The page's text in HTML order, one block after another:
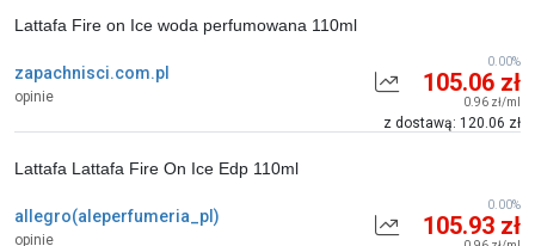
zapachnisci.com.pl
opinie
Lattafa Fire on Ice woda perfumowana 110ml
105.06 zł
0.96 zł/ml
z dostawą: 120.06 zł
0.00%
allegro(aleperfumeria_pl)
opinie
Lattafa Lattafa Fire On Ice Edp 110ml
105.93 zł
0.00%